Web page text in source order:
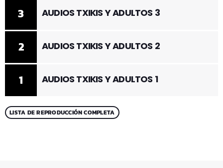
1 AUDIOS TXIKIS Y ADULTOS 1
2 AUDIOS TXIKIS Y ADULTOS 2
3 AUDIOS TXIKIS Y ADULTOS 3
LISTA DE REPRODUCCIÓN COMPLETA